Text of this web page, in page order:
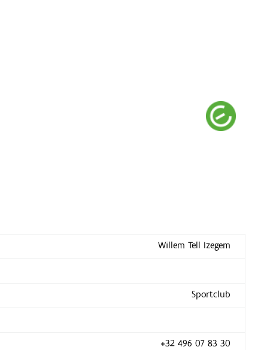
Willem Tell Izegem
Sportclub
+32 496 07 83 30